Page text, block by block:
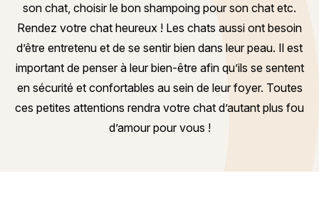
son chat, choisir le bon shampoing pour son chat etc.
Rendez votre chat heureux ! Les chats aussi ont besoin
d’être entretenu et de se sentir bien dans leur peau. Il est
important de penser à leur bien-être afin qu’ils se sentent
en sécurité et confortables au sein de leur foyer. Toutes
ces petites attentions rendra votre chat d’autant plus fou
d’amour pour vous !